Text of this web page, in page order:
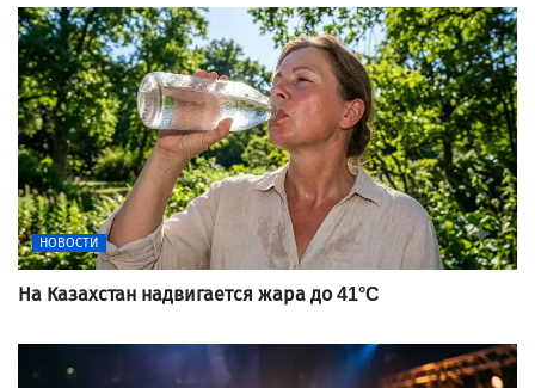
НОВОСТИ
На Казахстан надвигается жара до 41°C